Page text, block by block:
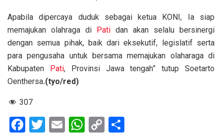
Apabila dipercaya duduk sebagai ketua KONI, Ia siap
memajukan olahraga di Pati dan akan selalu bersinergi
dengan semua pihak, baik dari eksekutif, legislatif serta
para pengusaha untuk bersama memajukan olaharaga di
Kabupaten Pati, Provinsi Jawa tengah” tutup Soetarto
Oenthersa.(tyo/red)
307
F
T
E
W C